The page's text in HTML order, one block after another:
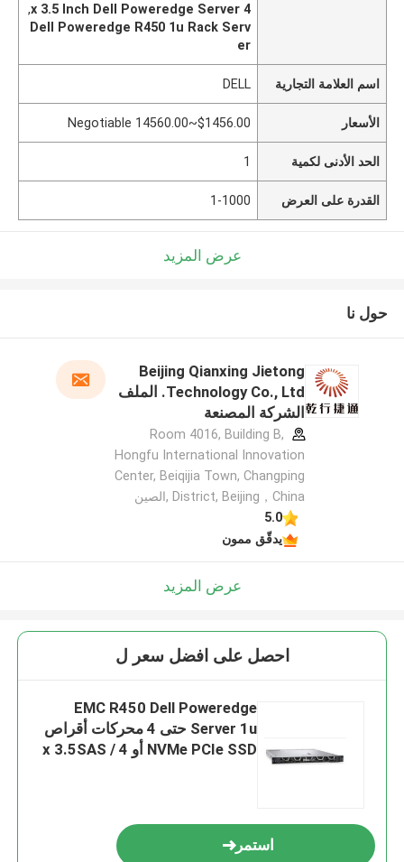
4 x 3.5 Inch Dell Poweredge Server
,
Dell Poweredge R450 1u Rack Serv
er
اسم العلامة التجارية DELL
الأسعار $1456.00~14560.00 Negotiable
الحد الأدنى لكمية 1
القدرة على العرض 1-1000
عرض المزيد
حول نا
Beijing Qianxing Jietong
Technology Co., Ltd. الملف
الشركة المصنعة
Room 4016, Building B,
Hongfu International Innovation
Center, Beiqijia Town, Changping
District, Beijing，China ,الصين
5.0
يدقّق ممون
عرض المزيد
احصل على افضل سعر ل
EMC R450 Dell Poweredge
Server 1u حتى 4 محركات أقراص
NVMe PCIe SSD أو 4 x 3.5SAS /
استمر